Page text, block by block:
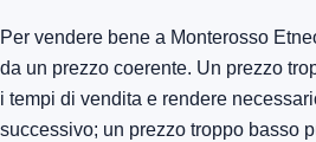
Per vendere bene a Monterosso
da un prezzo coerente. Un prezzo
i tempi di vendita e rendere
successivo; un prezzo troppo basso